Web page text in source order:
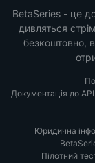
BetaSeries - це
дивляться
безкоштовно,
Документація до API
Юридична
Пілотний